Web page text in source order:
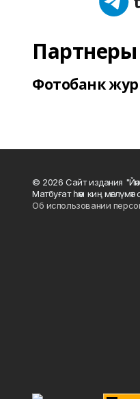
Партнеры
Фотобанк
© 2026 Сайт издания
Матбуғат һәм киң
Об использовании